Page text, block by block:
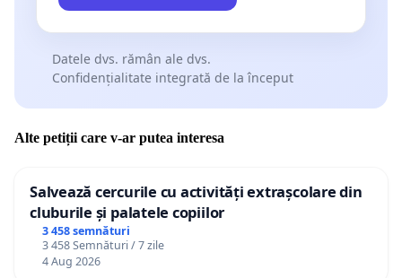
Datele dvs. rămân ale dvs.
Confidențialitate integrată de la început
Alte petiții care v-ar putea interesa
Salvează cercurile cu activități extrașcolare din
cluburile și palatele copiilor
3 458 semnături
3 458 Semnături / 7 zile
4 Aug 2026